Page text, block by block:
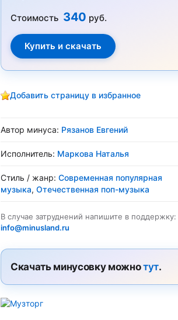
Стоимость 340 руб.
Добавить страницу в избранное
Автор минуса: Рязанов Евгений
Исполнитель: Маркова Наталья
Стиль / жанр: Современная популярная
музыка, Отечественная поп-музыка
В случае затруднений напишите в поддержку:
info@minusland.ru
Скачать минусовку можнотут.